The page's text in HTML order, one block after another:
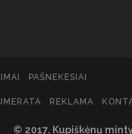
PAŠNEKESIAI
© 2017. Kupiškėnų
REKLAMA